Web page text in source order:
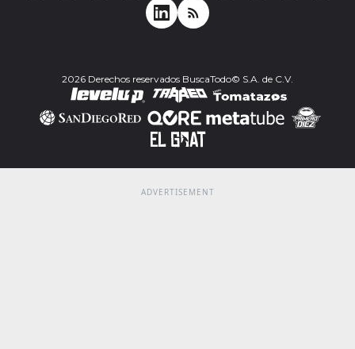
2026 Derechos reservados BuscaTodo© S.A. de C.V.